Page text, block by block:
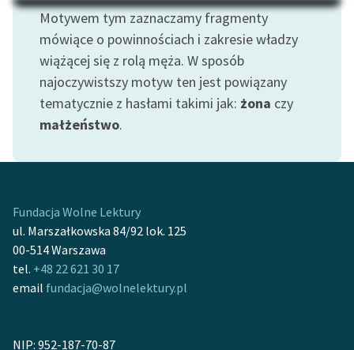
niepełnosprawnościami
E-kolekcja lektur
szkolnych i literatury do
słuchania dla uczennic i
uczniów z
niepełnosprawnościami
Feministyczne inspiracje.
feministycznej
Ręce pełne poezji
Kolekcje edukacyjne
twórców przechodzących
lektur szkolnych oraz
Motywem tym zaznaczamy fragmenty
mówiące o powinnościach i zakresie władzy
wiążącej się z rolą męża. W sposób
najoczywistszy motyw ten jest powiązany
tematycznie z hasłami takimi jak: żona czy
małżeństwo.
Fundacja Wolne Lektury
ul. Marszałkowska 84/92 lok. 125
00-514 Warszawa
tel. +48 22 621 30 17
email fundacja@wolnelektury.pl
NIP: 952-187-70-87